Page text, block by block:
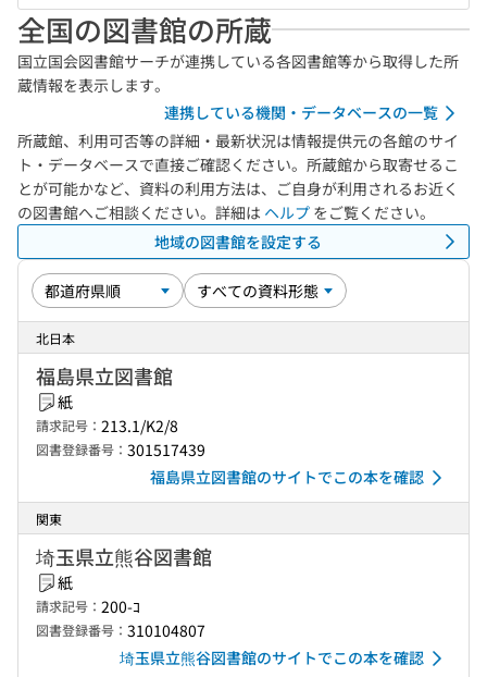
全国の図書館の所蔵
国立国会図書館サーチが連携している各図書館等から取得した所
蔵情報を表示します。
連携している機関・データベースの一覧
所蔵館、利用可否等の詳細・最新状況は情報提供元の各館のサイ
ト・データベースで直接ご確認ください。所蔵館から取寄せるこ
とが可能かなど、資料の利用方法は、ご自身が利用されるお近く
の図書館へご相談ください。詳細は ヘルプ をご覧ください。
地域の図書館を設定する
北日本
福島県立図書館
紙
請求記号： 213.1/K2/8
図書登録番号： 301517439
福島県立図書館のサイトでこの本を確認
関東
埼玉県立熊谷図書館
紙
請求記号： 200-ｺ
図書登録番号： 310104807
埼玉県立熊谷図書館のサイトでこの本を確認